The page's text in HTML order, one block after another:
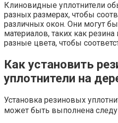
Клиновидные уплотнители
разных размерах, чтобы
различных окон.​ Они могут
материалов, таких как
разные цвета, чтобы
Как установить
уплотнители на
Установка резиновых
может быть выполнена